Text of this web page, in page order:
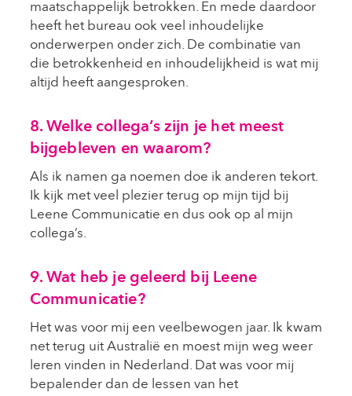
maatschappelijk betrokken. En mede daardoor
heeft het bureau ook veel inhoudelijke
onderwerpen onder zich. De combinatie van
die betrokkenheid en inhoudelijkheid is wat mij
altijd heeft aangesproken.
8. Welke collega’s zijn je het meest
bijgebleven en waarom?
Als ik namen ga noemen doe ik anderen tekort.
Ik kijk met veel plezier terug op mijn tijd bij
Leene Communicatie en dus ook op al mijn
collega’s.
9. Wat heb je geleerd bij Leene
Communicatie?
Het was voor mij een veelbewogen jaar. Ik kwam
net terug uit Australië en moest mijn weg weer
leren vinden in Nederland. Dat was voor mij
bepalender dan de lessen van het